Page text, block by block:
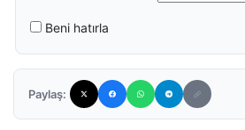
Beni hatırla
Paylaş: